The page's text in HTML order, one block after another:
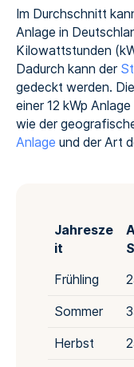
Im Durchschnitt
Anlage in
Kilowattstunden
Dadurch kann der
gedeckt werden.
einer 12 kWp
wie der
Anlage und der Art
Jahresze
it
Frühling
Sommer
Herbst